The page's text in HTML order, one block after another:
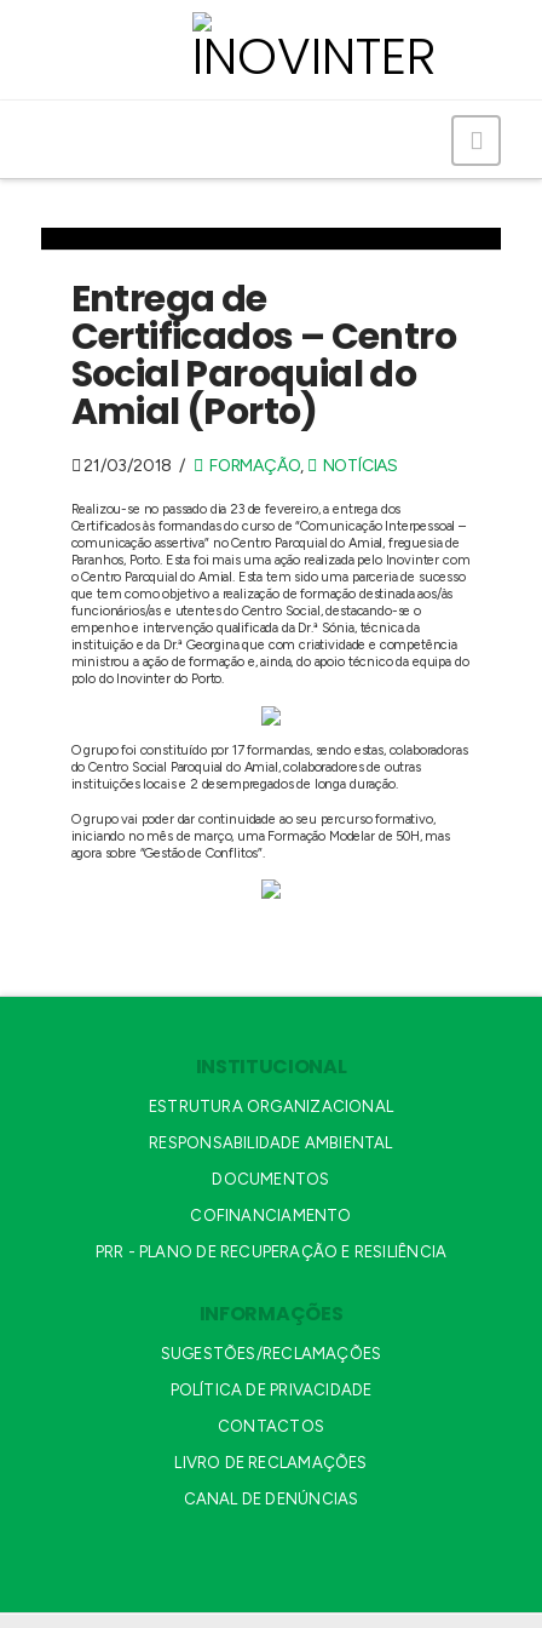
Entrega de
Certificados – Centro
Social Paroquial do
Amial (Porto)
21/03/2018 FORMAÇÃO, NOTÍCIAS
Realizou-se no passado dia 23 de fevereiro, a entrega dos
Certificados às formandas do curso de “Comunicação Interpessoal –
comunicação assertiva” no Centro Paroquial do Amial, freguesia de
Paranhos, Porto. Esta foi mais uma ação realizada pelo Inovinter com
o Centro Paroquial do Amial. Esta tem sido uma parceria de sucesso
que tem como objetivo a realização de formação destinada aos/às
funcionários/as e utentes do Centro Social, destacando-se o
empenho e intervenção qualificada da Dr.ª Sónia, técnica da
instituição e da Dr.ª Georgina que com criatividade e competência
ministrou a ação de formação e, ainda, do apoio técnico da equipa do
polo do Inovinter do Porto.
O grupo foi constituído por 17 formandas, sendo estas, colaboradoras
do Centro Social Paroquial do Amial, colaboradores de outras
instituições locais e 2 desempregados de longa duração.
O grupo vai poder dar continuidade ao seu percurso formativo,
iniciando no mês de março, uma Formação Modelar de 50H, mas
agora sobre “Gestão de Conflitos”.
INSTITUCIONAL
ESTRUTURA ORGANIZACIONAL
RESPONSABILIDADE AMBIENTAL
DOCUMENTOS
COFINANCIAMENTO
PRR - PLANO DE RECUPERAÇÃO E RESILIÊNCIA
INFORMAÇÕES
SUGESTÕES/RECLAMAÇÕES
POLÍTICA DE PRIVACIDADE
CONTACTOS
LIVRO DE RECLAMAÇÕES
CANAL DE DENÚNCIAS